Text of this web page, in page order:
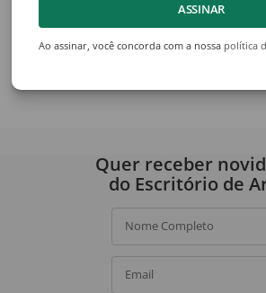
Amadeo Lorenzato
Sem Título
ASSINAR
Ao assinar, você concorda com a nossa política
Quer receber
do Escritório de
Nome Completo
Email